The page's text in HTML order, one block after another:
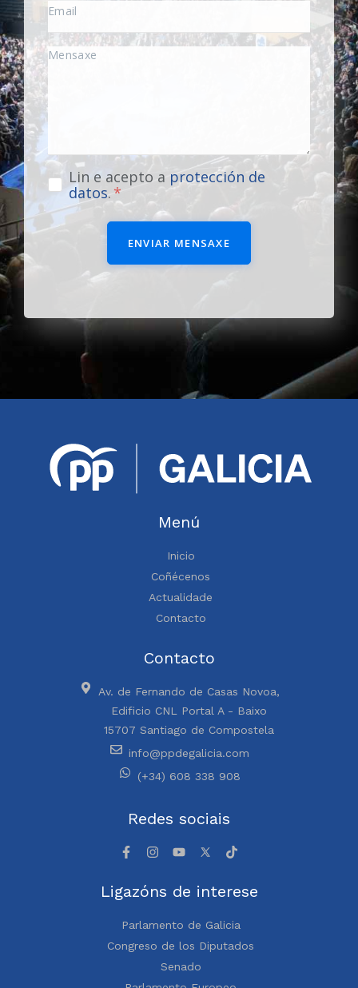
Lin e acepto a protección de
datos.
ENVIAR MENSAXE
Menú
Inicio
Coñécenos
Actualidade
Contacto
Contacto
Av. de Fernando de Casas Novoa,
Edificio CNL Portal A - Baixo
15707 Santiago de Compostela
info@ppdegalicia.com
(+34) 608 338 908
Redes sociais
Ligazóns de interese
Parlamento de Galicia
Congreso de los Diputados
Senado